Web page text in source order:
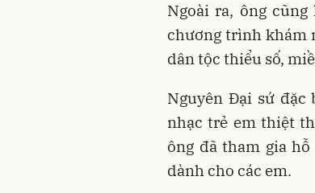
Ngoài ra, ông
chương trình khám
dân tộc thiểu số,
Nguyên Đại sứ
nhạc trẻ em thiệt
ông đã tham gia
dành cho các em.